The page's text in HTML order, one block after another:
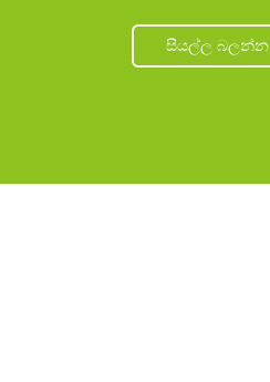
සියල්ල බලන්න